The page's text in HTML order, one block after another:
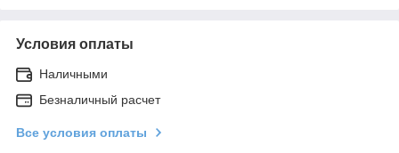
Условия оплаты
Наличными
Безналичный расчет
Все условия оплаты